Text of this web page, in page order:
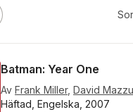
Batman: Year One
Av Frank Miller, David
Häftad, Engelska, 2007